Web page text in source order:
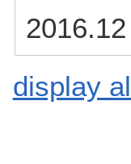
2016.12
display